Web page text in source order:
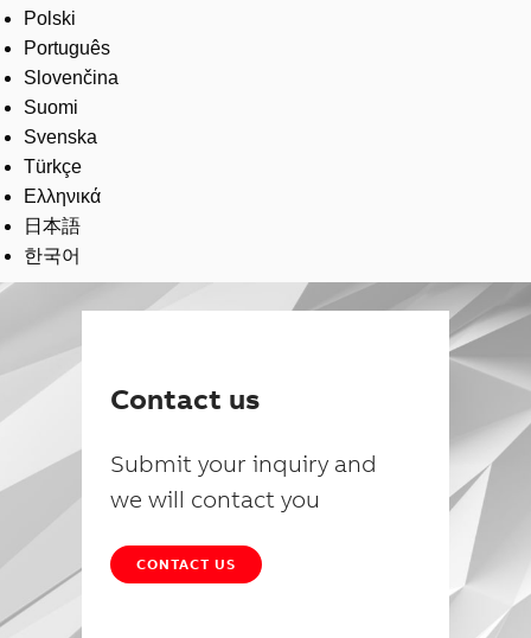
Polski
Português
Slovenčina
Suomi
Svenska
Türkçe
Ελληνικά
日本語
한국어
Contact us
Submit your inquiry and
we will contact you
CONTACT US